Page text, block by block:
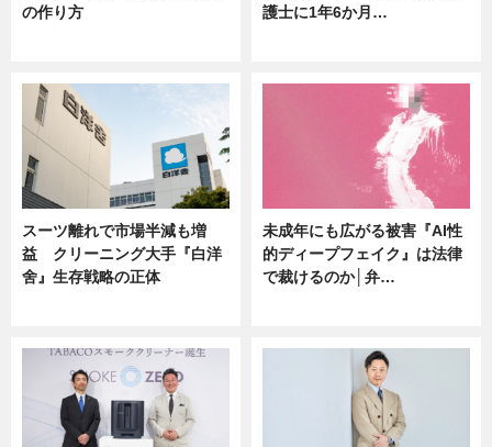
の作り方
護士に1年6か月…
スーツ離れで市場半減も増
益 クリーニング大手『白洋
舍』生存戦略の正体
未成年にも広がる被害『AI性
的ディープフェイク』は法律
で裁けるのか│弁…